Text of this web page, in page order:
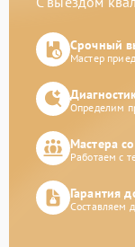
Срочный
Мастер
Определим
Мастера
Работаем с
Гарантия
Составляем